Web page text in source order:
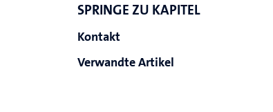
SPRINGE ZU KAPITEL
Kontakt
Verwandte Artikel